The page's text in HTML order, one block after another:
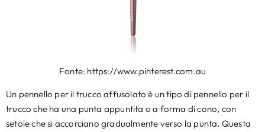
Fonte: https://www.pinterest.com.au
Un pennello per il trucco affusolato è un tipo di pennello per il
trucco che ha una punta appuntita o a forma di cono, con
setole che si accorciano gradualmente verso la punta. Questa